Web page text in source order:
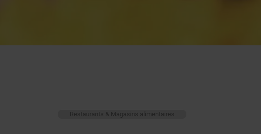
Restaurants & Magasins alimentaires